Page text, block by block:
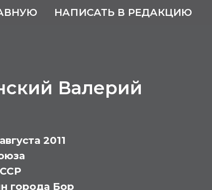
НАПИСАТЬ В РЕДАКЦИЮ
Валерий
2011
города Бор